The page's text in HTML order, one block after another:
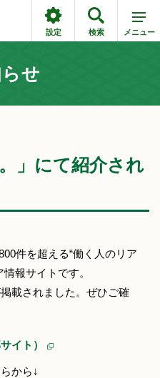
設定 検索 メニュー
せ
」にて紹介され
件を超える“働く人のリア
報サイトです。
載されました。ぜひご確
イト）
から↓